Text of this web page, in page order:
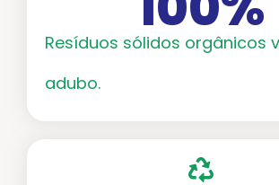
Resíduos sólidos orgânicos
adubo.